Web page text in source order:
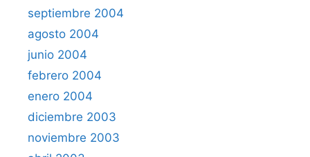
septiembre 2004
agosto 2004
junio 2004
febrero 2004
enero 2004
diciembre 2003
noviembre 2003